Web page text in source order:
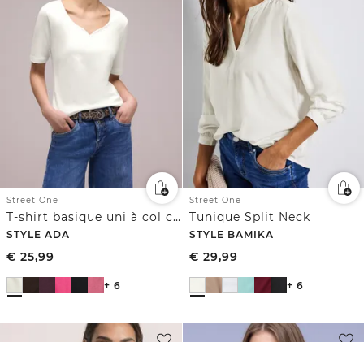
Street One
T-shirt basique uni à col cœur
STYLE ADA
€ 25,99
+ 6
Street One
Tunique Split Neck
STYLE BAMIKA
€ 29,99
+ 6